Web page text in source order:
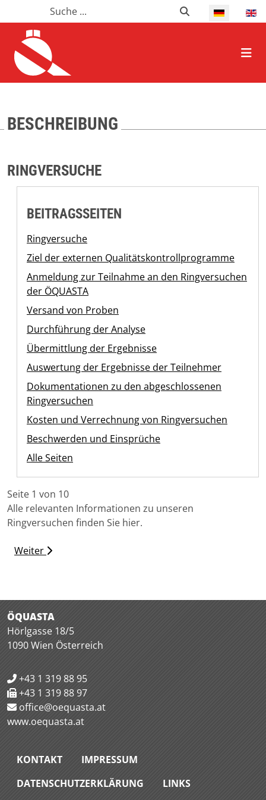
Suchen SuchenSelect your
HOME ALLGEMEIN
BESCHREIBUNG
RINGVERSUCHE
BEITRAGSSEITEN
Ringversuche
Ziel der externen Qualitätskontrollprogramme
Anmeldung zur Teilnahme an den Ringversuchen
der ÖQUASTA
Versand von Proben
Durchführung der Analyse
Übermittlung der Ergebnisse
Auswertung der Ergebnisse der Teilnehmer
Dokumentationen zu den abgeschlossenen
Ringversuchen
Kosten und Verrechnung von Ringversuchen
Beschwerden und Einsprüche
Alle Seiten
Seite 1 von 10
Alle relevanten Informationen zu unseren
Ringversuchen finden Sie hier.
Weiter
ÖQUASTA
Hörlgasse 18/5
1090 Wien Österreich
+43 1 319 88 95
+43 1 319 88 97
office@oequasta.at
www.oequasta.at
KONTAKT
IMPRESSUM
DATENSCHUTZERKLÄRUNG
LINKS